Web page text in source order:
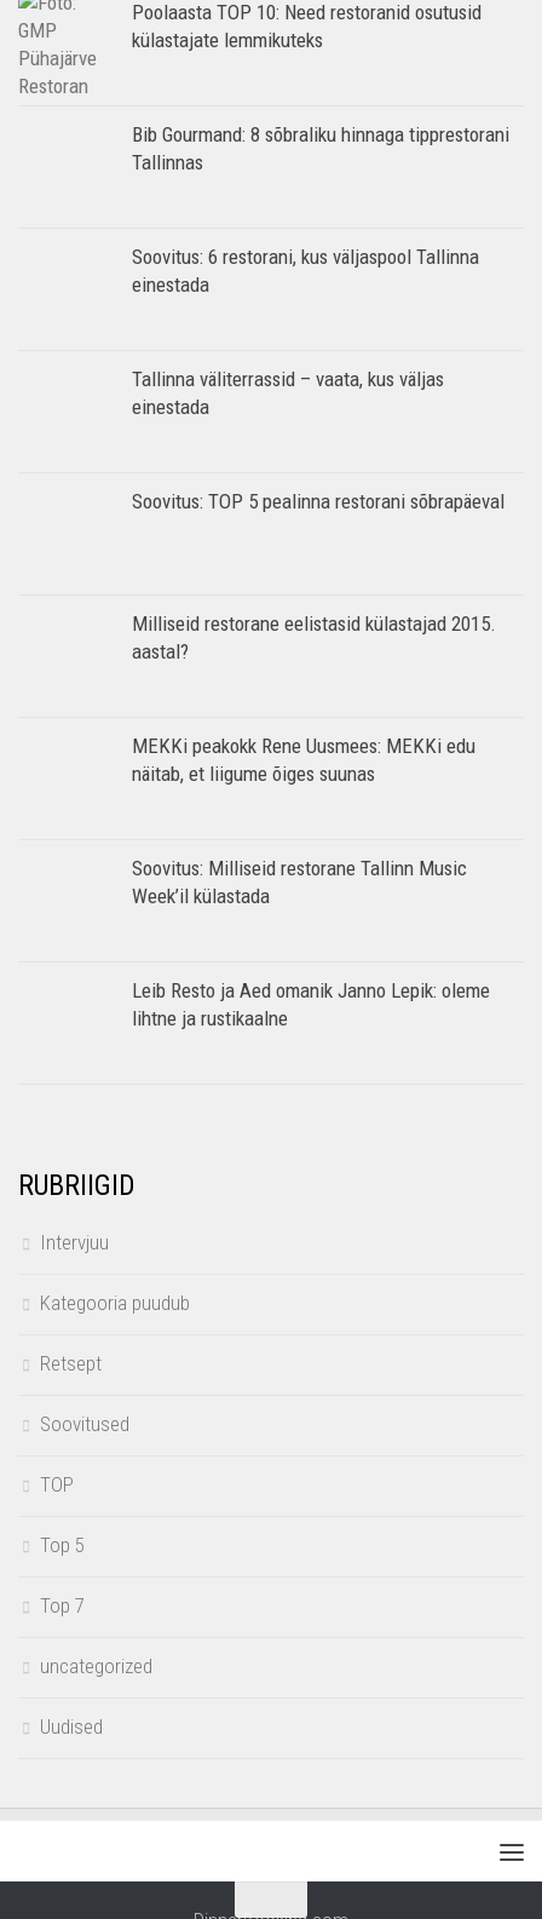
Poolaasta TOP 10: Need restoranid osutusid
külastajate lemmikuteks
Bib Gourmand: 8 sõbraliku hinnaga tipprestorani
Tallinnas
Soovitus: 6 restorani, kus väljaspool Tallinna
einestada
Tallinna väliterrassid – vaata, kus väljas
einestada
Soovitus: TOP 5 pealinna restorani sõbrapäeval
Milliseid restorane eelistasid külastajad 2015.
aastal?
MEKKi peakokk Rene Uusmees: MEKKi edu
näitab, et liigume õiges suunas
Soovitus: Milliseid restorane Tallinn Music
Week’il külastada
Leib Resto ja Aed omanik Janno Lepik: oleme
lihtne ja rustikaalne
RUBRIIGID
Intervjuu
Kategooria puudub
Retsept
Soovitused
TOP
Top 5
Top 7
uncategorized
Uudised